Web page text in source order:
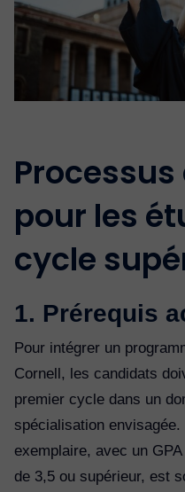
pour les
cycle
1. Prérequis
Pour intégrer un
Cornell, les candidats
premier cycle dans un
spécialisation
exemplaire, avec un
de 3,5 ou supérieur, est